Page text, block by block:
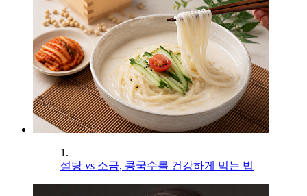
1.
설탕 vs 소금, 콩국수를 건강하게 먹는 법